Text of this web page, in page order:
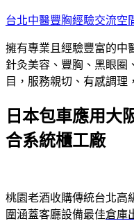
跳
主
要
內
台北中醫豐胸經驗交流空
擁有專業且經驗豐富的中
針灸美容、豐胸、黑眼圈
目，服務親切、有感調理
日本包車應用大
合系統櫃工廠
桃園老酒收購傳統台北高
圍涵蓋客廳設備最佳倉庫